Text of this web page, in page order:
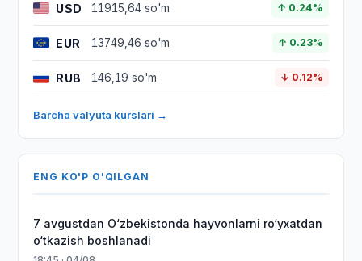
USD 11915,64 so'm ↑ 0.24%
EUR 13749,46 so'm ↑ 0.23%
RUB 146,19 so'm ↓ 0.12%
Barcha valyuta kurslari →
ENG KO'P O'QILGAN
7 avgustdan O‘zbekistonda hayvonlarni ro‘yxatdan
o‘tkazish boshlanadi